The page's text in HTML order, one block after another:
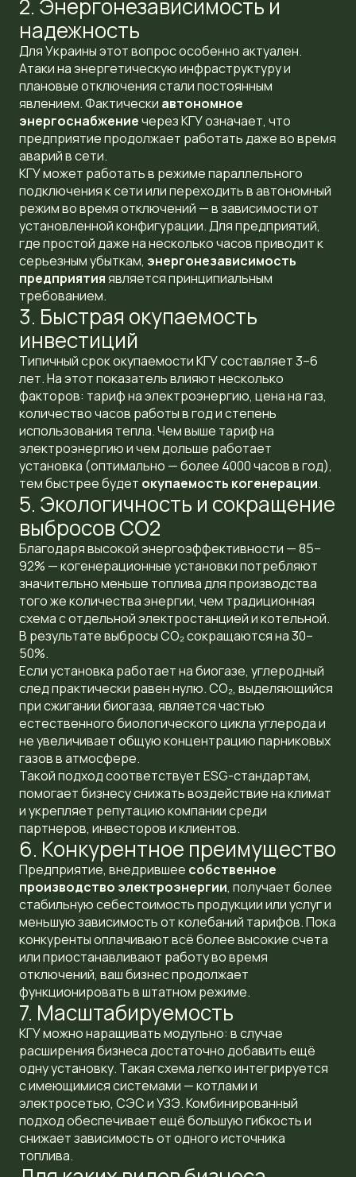
2. Энергонезависимость и
надежность
Для Украины этот вопрос особенно актуален.
Атаки на энергетическую инфраструктуру и
плановые отключения стали постоянным
явлением. Фактически автономное
энергоснабжениечерез КГУ означает, что
предприятие продолжает работать даже во время
аварий в сети.
КГУ может работать в режиме параллельного
подключения к сети или переходить в автономный
режим во время отключений — в зависимости от
установленной конфигурации. Для предприятий,
где простой даже на несколько часов приводит к
серьезным убыткам, энергонезависимость
предприятияявляется принципиальным
требованием.
3. Быстрая окупаемость
инвестиций
Типичный срок окупаемости КГУ составляет 3–6
лет. На этот показатель влияют несколько
факторов: тариф на электроэнергию, цена на газ,
количество часов работы в год и степень
использования тепла. Чем выше тариф на
электроэнергию и чем дольше работает
установка (оптимально — более 4000 часов в год),
тем быстрее будет окупаемость когенерации.
5. Экологичность и сокращение
выбросов CO2
Благодаря высокой энергоэффективности — 85–
92% — когенерационные установки потребляют
значительно меньше топлива для производства
того же количества энергии, чем традиционная
схема с отдельной электростанцией и котельной.
В результате выбросы CO₂ сокращаются на 30–
50%.
Если установка работает на биогазе, углеродный
след практически равен нулю. CO₂, выделяющийся
при сжигании биогаза, является частью
естественного биологического цикла углерода и
не увеличивает общую концентрацию парниковых
газов в атмосфере.
Такой подход соответствует ESG-стандартам,
помогает бизнесу снижать воздействие на климат
и укрепляет репутацию компании среди
партнеров, инвесторов и клиентов.
6. Конкурентное преимущество
Предприятие, внедрившее собственное
производство электроэнергии, получает более
стабильную себестоимость продукции или услуг и
меньшую зависимость от колебаний тарифов. Пока
конкуренты оплачивают всё более высокие счета
или приостанавливают работу во время
отключений, ваш бизнес продолжает
функционировать в штатном режиме.
7. Масштабируемость
КГУ можно наращивать модульно: в случае
расширения бизнеса достаточно добавить ещё
одну установку. Такая схема легко интегрируется
с имеющимися системами — котлами и
электросетью, СЭС и УЗЭ. Комбинированный
подход обеспечивает ещё большую гибкость и
снижает зависимость от одного источника
топлива.